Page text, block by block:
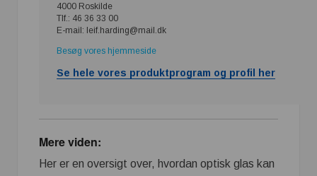
4000 Roskilde
Tlf.: 46 36 33 00
E-mail: leif.harding@mail.dk
Besøg vores hjemmeside
Se hele vores produktprogram og profil her
Mere viden:
Her er en oversigt over, hvordan optisk glas kan